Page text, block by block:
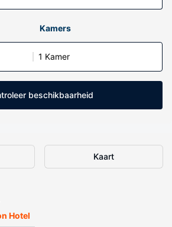
Kamers
1 Kamer
beschikbaarheid
Kaart
Hotel